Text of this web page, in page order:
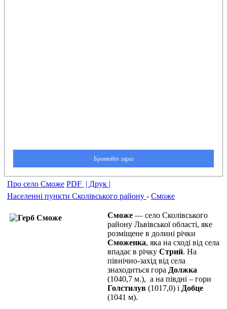
Про село Сможе PDF | Друк |
Населенні пункти Сколівського району - Сможе
Сможе — село Сколівського
району Львівської області, яке
розміщене в долині річки
Сможенка, яка на сході від села
впадає в річку Стрий. На
північно-захід від села
знаходиться гора Должка
(1040,7 м.), а на півдні – гори
Голстилув (1017,0) і Добце
(1041 м).